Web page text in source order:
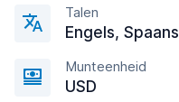
Talen
Engels, Spaans
Munteenheid
USD